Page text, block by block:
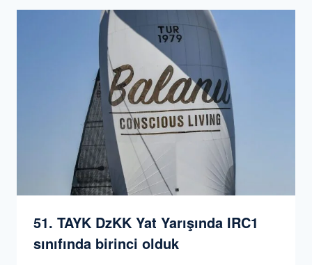
51. TAYK DzKK Yat Yarışında IRC1
sınıfında birinci olduk